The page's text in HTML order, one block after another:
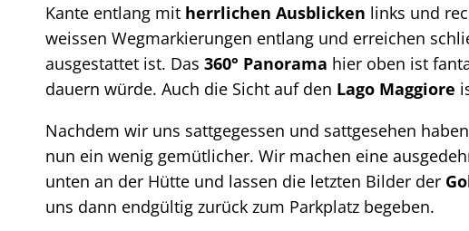
Kante entlang mit herrlichen Ausblicken links und
weissen Wegmarkierungen entlang und erreichen
ausgestattet ist. Das 360° Panorama hier oben ist
dauern würde. Auch die Sicht auf den Lago Maggiore
Nachdem wir uns sattgegessen und sattgesehen
nun ein wenig gemütlicher. Wir machen eine
unten an der Hütte und lassen die letzten Bilder der
uns dann endgültig zurück zum Parkplatz begeben.